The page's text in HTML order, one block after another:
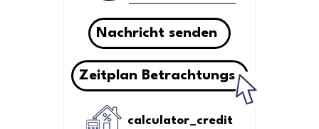
Nachricht senden
Zeitplan Betrachtungs
calculator_credit